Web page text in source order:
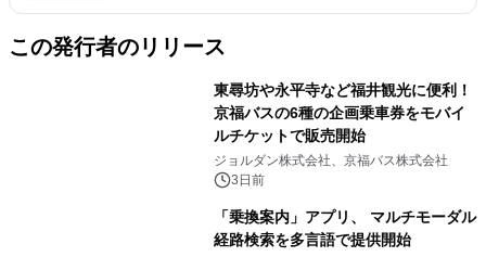
この発行者のリリース
東尋坊や永平寺など福井観光に便利！
京福バスの6種の企画乗車券をモバイ
ルチケットで販売開始
ジョルダン株式会社、京福バス株式会社
3日前
「乗換案内」アプリ、 マルチモーダル
経路検索を多言語で提供開始